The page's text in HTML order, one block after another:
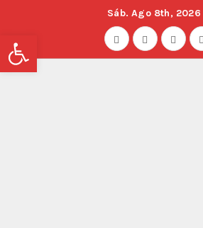
Sáb. Ago 8th, 2026
Abrir barra de